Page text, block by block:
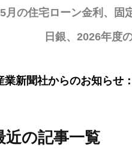
5月の住宅ローン金利、固
日銀、2026年度
業新聞社からのお知らせ：
近の記事一覧